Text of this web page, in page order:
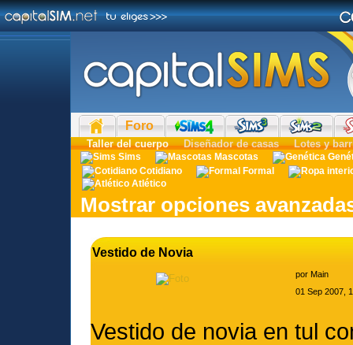
Foro
Taller del cuerpo Diseñador de casas Lotes y
Sims Mascotas
Cotidiano
Formal
Atlético
Mostrar opciones
Vestido de Novia
por Main
01 Sep 2007,
Vestido de novia en tul